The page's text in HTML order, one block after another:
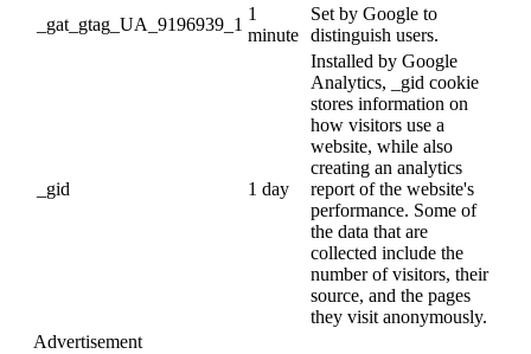
_gat_gtag_UA_9196939_1
1
minute
Set by Google to
distinguish users.
_gid 1 day
Installed by Google
Analytics, _gid cookie
stores information on
how visitors use a
website, while also
creating an analytics
report of the website's
performance. Some of
the data that are
collected include the
number of visitors, their
source, and the pages
they visit anonymously.
Advertisement